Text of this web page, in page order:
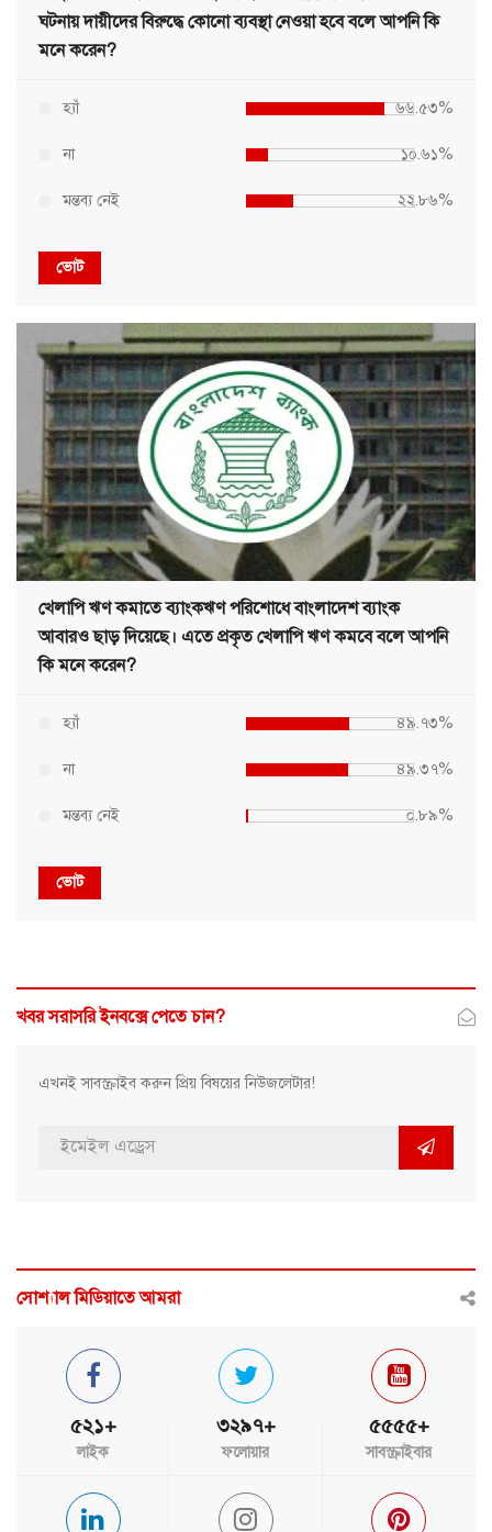
ঘটনায় দায়ীদের বিরুদ্ধে কোনো ব্যবস্থা নেওয়া হবে বলে আপনি কি
মনে করেন?
হ্যাঁ ৬৬.৫৩%
না ১০.৬১%
মন্তব্য নেই ২২.৮৬%
ভোট
খেলাপি ঋণ কমাতে ব্যাংকঋণ পরিশোধে বাংলাদেশ ব্যাংক
আবারও ছাড় দিয়েছে। এতে প্রকৃত খেলাপি ঋণ কমবে বলে আপনি
কি মনে করেন?
হ্যাঁ ৪৯.৭৩%
না ৪৯.৩৭%
মন্তব্য নেই ০.৮৯%
ভোট
খবর সরাসরি ইনবক্সে পেতে চান?
এখনই সাবস্ক্রাইব করুন প্রিয় বিষয়ের নিউজলেটার!
সোশ্যাল মিডিয়াতে আমরা
৫২১+
লাইক
৩২৯৭+
ফলোয়ার
৫৫৫৫+
সাবস্ক্রাইবার